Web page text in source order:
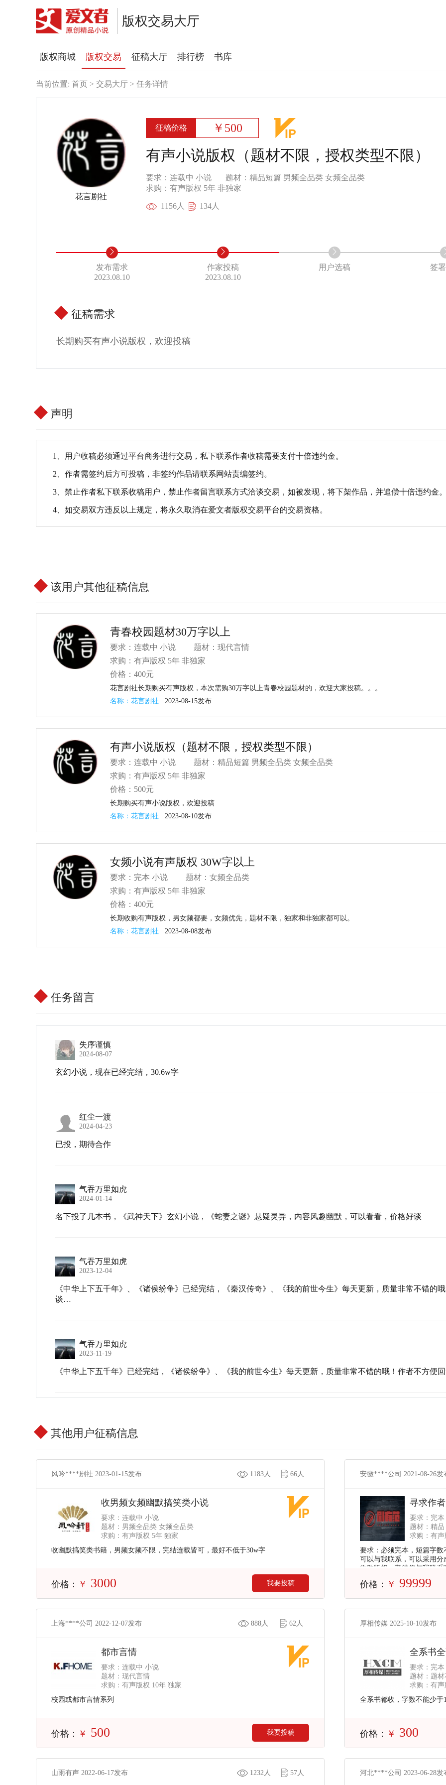
版权交易大厅
版权商城 版权交易 征稿大厅 排行榜 书库
当前位置: 首页 > 交易大厅 > 任务详情
花言剧社
征稿价格 ￥500
有声小说版权（题材不限，授权类型不限）
要求： 连载中 小说 题材： 精品短篇 男频全品类 女频全品类
求购： 有声版权 5年 非独家
1156人 134人
发布需求
2023.08.10
作家投稿
2023.08.10
用户选稿 签
征稿需求
长期购买有声小说版权，欢迎投稿
声明
1、用户收稿必须通过平台商务进行交易，私下联系作者收稿需要支付十倍违约金。
2、作者需签约后方可投稿，非签约作品请联系网站责编签约。
3、禁止作者私下联系收稿用户，禁止作者留言联系方式洽谈交易，如被发现，将下架作品，并追偿十倍违约金
4、如交易双方违反以上规定，将永久取消在爱文者版权交易平台的交易资格。
该用户其他征稿信息
青春校园题材30万字以上
要求：连载中 小说
题材：现代言情
求购： 有声版权 5年 非独家
价格： 400元
花言剧社长期购买有声版权，本次需购30万字以上青春校园题材的，欢迎大家投稿。。。
名称：花言剧社
2023-08-15发布
有声小说版权（题材不限，授权类型不限）
要求：连载中 小说
题材：精品短篇 男频全品类 女频全品类
求购： 有声版权 5年 非独家
价格： 500元
长期购买有声小说版权，欢迎投稿
名称：花言剧社
2023-08-10发布
女频小说有声版权 30W字以上
要求：完本 小说
题材：女频全品类
求购： 有声版权 5年 非独家
价格： 400元
长期收购有声版权，男女频都要，女频优先，题材不限，独家和非独家都可以。
名称：花言剧社
2023-08-08发布
任务留言
失序谨慎
2024-08-07
玄幻小说，现在已经完结，30.6w字
红尘一渡
2024-04-23
已投，期待合作
气吞万里如虎
2024-01-14
名下投了几本书，《武神天下》玄幻小说，《蛇妻之谜》悬疑灵异，内容风趣幽默，可以看看，价格好谈
气吞万里如虎
2023-12-04
《中华上下五千年》、《诸侯纷争》已经完结，《秦汉传奇》、《我的前世今生》每天更新，质量非常不错的
谈…
气吞万里如虎
2023-11-19
《中华上下五千年》已经完结，《诸侯纷争》、《我的前世今生》每天更新，质量非常不错的哦！作者不方便
其他用户征稿信息
风吟****剧社 2023-01-15发布 1183人 66人
收男频女频幽默搞笑类小说
要求：连载中 小说
题材：男频全品类 女频全品类
求购：有声版权 5年 独家
收幽默搞笑类书籍，男频女频不限，完结连载皆可，最好不低于30w字
价格： ￥ 3000 我要投稿
安徽****公司 2021-08-26发
寻求作
要求：完本
题材：精
求购：有
要求：必须完本，短篇字
可以与我联系，可以采用
收购版权，期待您与我联系
价格： ￥ 99999
上海****公司 2022-12-07发布 888人 62人
都市言情
要求：连载中 小说
题材：现代言情
求购：有声版权 10年 独家
校园或都市言情系列
价格： ￥ 500 我要投稿
厚相传媒 2025-10-10发布
全系书
要求：完本
题材：题材
求购：有
全系书都收，字数不能少
价格： ￥ 300
山雨有声 2022-06-17发布 1232人 57人 河北****公司 2023-06-28发